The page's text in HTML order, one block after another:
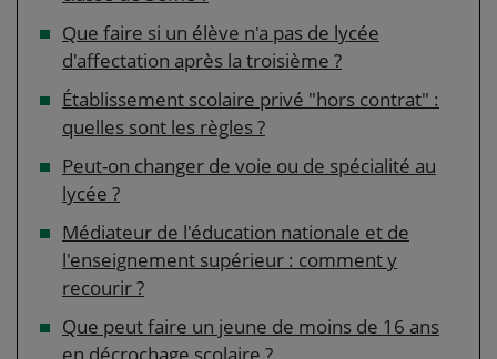
Que faire si un élève n'a pas de lycée
d'affectation après la troisième ?
Établissement scolaire privé "hors contrat" :
quelles sont les règles ?
Peut-on changer de voie ou de spécialité au
lycée ?
Médiateur de l'éducation nationale et de
l'enseignement supérieur : comment y
recourir ?
Que peut faire un jeune de moins de 16 ans
en décrochage scolaire ?